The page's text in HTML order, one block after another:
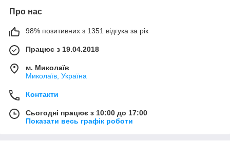
Про нас
98% позитивних з 1351 відгука за рік
Працює з 19.04.2018
м. Миколаїв
Миколаїв, Україна
Контакти
Сьогодні працює з 10:00 до 17:00
Показати весь графік роботи